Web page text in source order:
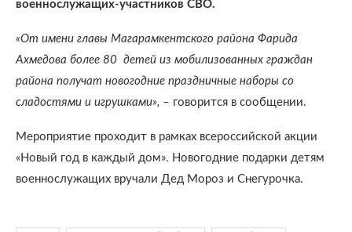
военнослужащих-участников СВО.
«От имени главы Магарамкентского района Фарида
Ахмедова более 80 детей из мобилизованных граждан
района получат новогодние праздничные наборы со
сладостями и игрушками», – говорится в сообщении.
Мероприятие проходит в рамках всероссийской акции
«Новый год в каждый дом». Новогодние подарки детям
военнослужащих вручали Дед Мороз и Снегурочка.